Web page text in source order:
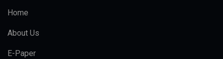
Home
About Us
E-Paper